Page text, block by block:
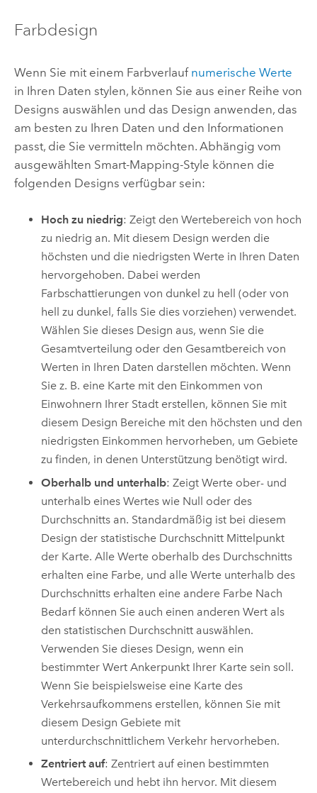
Farbdesign
Wenn Sie mit einem Farbverlauf numerische Werte
in Ihren Daten stylen, können Sie aus einer Reihe von
Designs auswählen und das Design anwenden, das
am besten zu Ihren Daten und den Informationen
passt, die Sie vermitteln möchten.Abhängig vom
ausgewählten Smart-Mapping-Style können die
folgenden Designs verfügbar sein:
Hoch zu niedrig: Zeigt den Wertebereich von hoch
zu niedrig an. Mit diesem Design werden die
höchsten und die niedrigsten Werte in Ihren Daten
hervorgehoben. Dabei werden
Farbschattierungen von dunkel zu hell (oder von
hell zu dunkel, falls Sie dies vorziehen) verwendet.
Wählen Sie dieses Design aus, wenn Sie die
Gesamtverteilung oder den Gesamtbereich von
Werten in Ihren Daten darstellen möchten. Wenn
Sie z. B. eine Karte mit den Einkommen von
Einwohnern Ihrer Stadt erstellen, können Sie mit
diesem Design Bereiche mit den höchsten und den
niedrigsten Einkommen hervorheben, um Gebiete
zu finden, in denen Unterstützung benötigt wird.
Oberhalb und unterhalb: Zeigt Werte ober- und
unterhalb eines Wertes wie Null oder des
Durchschnitts an. Standardmäßig ist bei diesem
Design der statistische Durchschnitt Mittelpunkt
der Karte. Alle Werte oberhalb des Durchschnitts
erhalten eine Farbe, und alle Werte unterhalb des
Durchschnitts erhalten eine andere Farbe Nach
Bedarf können Sie auch einen anderen Wert als
den statistischen Durchschnitt auswählen.
Verwenden Sie dieses Design, wenn ein
bestimmter Wert Ankerpunkt Ihrer Karte sein soll.
Wenn Sie beispielsweise eine Karte des
Verkehrsaufkommens erstellen, können Sie mit
diesem Design Gebiete mit
unterdurchschnittlichem Verkehr hervorheben.
Zentriert auf: Zentriert auf einen bestimmten
Wertebereich und hebt ihn hervor. Mit diesem